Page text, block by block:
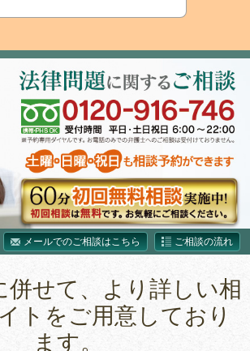
メールでのご相談はこちら ご相談の流れ
併せて、より詳しい相
トをご用意しており
ます。